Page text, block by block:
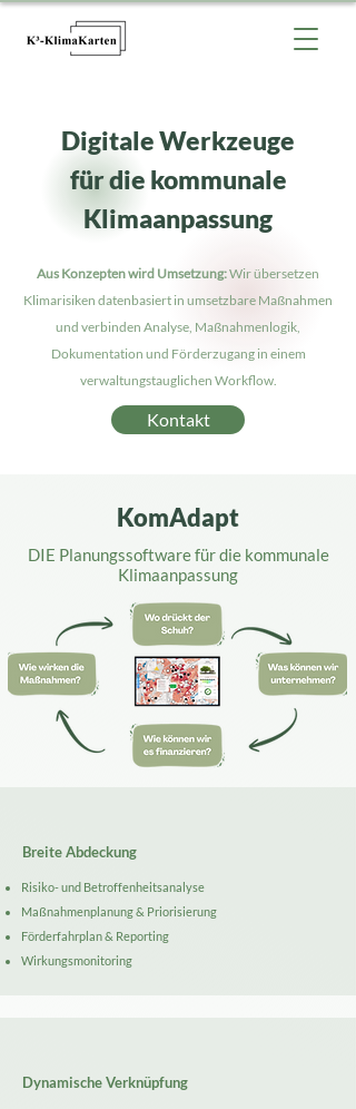
Digitale Werkzeuge
für die kommunale
Klimaanpassung
Aus Konzepten wird Umsetzung:Wir übersetzen
Klimarisiken datenbasiert in umsetzbare Maßnahmen
und verbinden Analyse, Maßnahmenlogik,
Dokumentation und Förderzugang in einem
verwaltungstauglichen Workflow.
Kontakt
KomAdapt
DIE Planungssoftware für die kommunale
Klimaanpassung
Breite Abdeckung
Risiko- und Betroffenheitsanalyse
Maßnahmenplanung & Priorisierung
Förderfahrplan & Reporting
Wirkungsmonitoring
Dynamische Verknüpfung